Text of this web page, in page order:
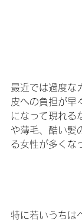
最近では過度な
皮への負担が早
になって現れる
や薄毛、酷い髪
る女性が多くな
特に若いうちは